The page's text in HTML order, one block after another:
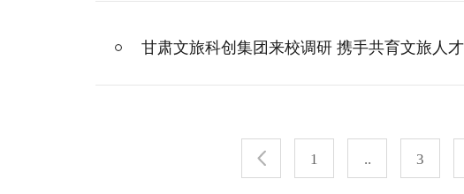
甘肃文旅科创集团来校调研 携手共育文旅人才
1 .. 3